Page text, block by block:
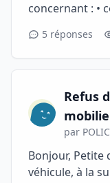
concernant : •
5 réponses
Refus
par
Bonjour, Petite
véhicule, à la